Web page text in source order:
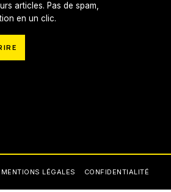
articles. Pas de spam,
en un clic.
MENTIONS LÉGALES CONFIDENTIALITÉ